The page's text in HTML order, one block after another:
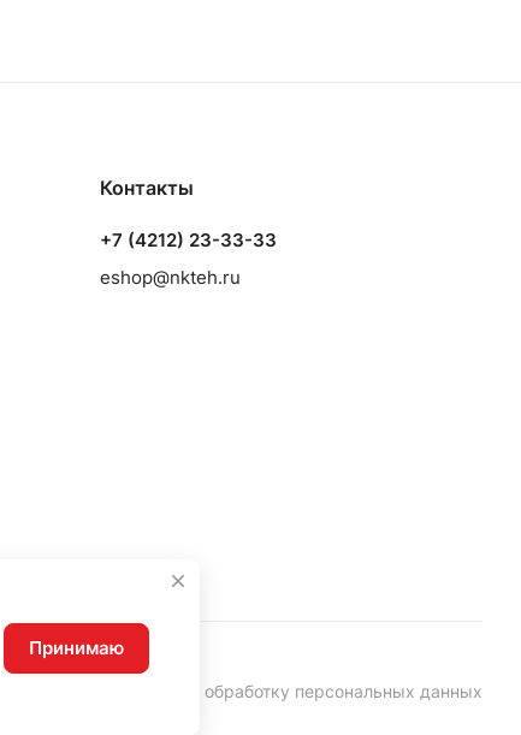
Контакты
+7 (4212) 23-33-33
eshop@nkteh.ru
Согласие на обработку персональных данных
Принимаю